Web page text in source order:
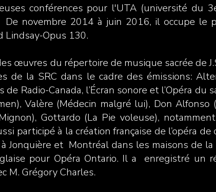
conférences pour l'UTA (université du
novembre 2014 à juin 2016, il occupe le
Lindsay-Opus 130.
œuvres du répertoire de musique sacrée de
de la SRC dans le cadre des émissions:
Radio-Canada, l’Écran sonore et l’Opéra du
Valère (Médecin malgré lui), Don Alfonso
Gottardo (La Pie voleuse),
participé à la création française de l’opéra de
Jonquière et Montréal dans les maisons de
pour Opéra Ontario. Il a enregistré un
M. Grégory Charles.